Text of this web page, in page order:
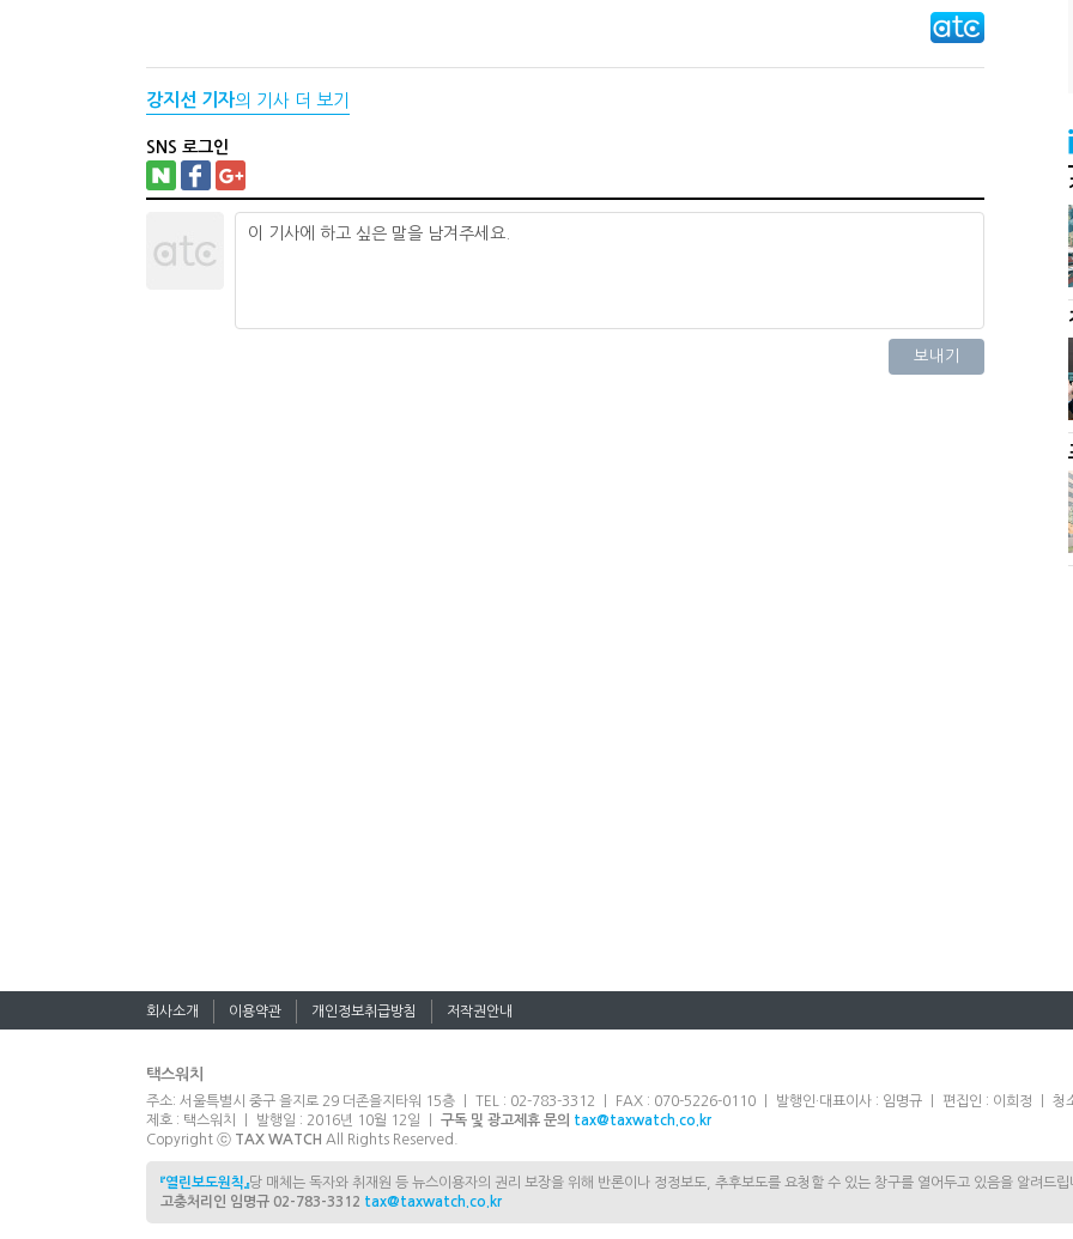
강지선 기자의 기사 더 보기
SNS 로그인
회사소개 이용약관 개인정보취급방침 저작권안내
택스워치
주소: 서울특별시 중구 을지로 29 더존을지타워 15층 ㅣ TEL : 02-783-3312 ㅣ FAX : 070-5226-0110 ㅣ 발행인·대표이사 : 임명규 ㅣ 편집인 : 이희정 ㅣ 청
제호 : 택스워치 ㅣ 발행일 : 2016년 10월 12일 ㅣ 구독 및 광고제휴 문의 tax@taxwatch.co.kr
Copyright ⓒ TAX WATCH All Rights Reserved.
『열린보도원칙』당 매체는 독자와 취재원 등 뉴스이용자의 권리 보장을 위해 반론이나 정정보도, 추후보도를 요청할 수 있는 창구를 열어두고 있음을 알려드립
고충처리인 임명규 02-783-3312 tax@taxwatch.co.kr